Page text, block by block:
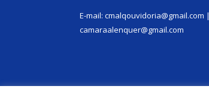
E-mail: cmalqouvidoria@gmail.com |
camaraalenquer@gmail.com